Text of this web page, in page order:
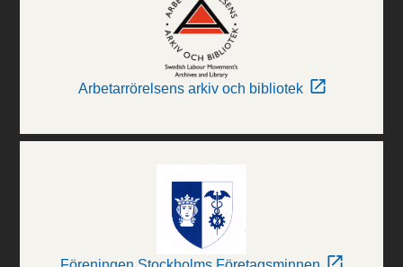
Arbetarrörelsens arkiv och bibliotek